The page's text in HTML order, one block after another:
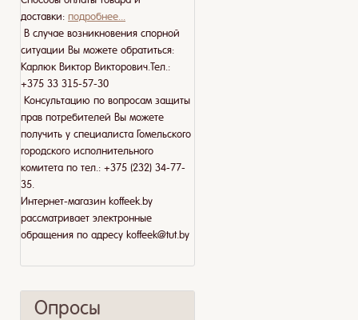
доставки: подробнее...
В случае возникновения спорной
ситуации Вы можете обратиться:
Карлюк Виктор Викторович.Тел.:
+375 33 315-57-30
Консультацию по вопросам защиты
прав потребителей Вы можете
получить у специалиста Гомельского
городского исполнительного
комитета по тел.: +375 (232) 34-77-
35.
Интернет-магазин koffeek.by
рассматривает электронные
обращения по адресу koffeek@tut.by
Опросы